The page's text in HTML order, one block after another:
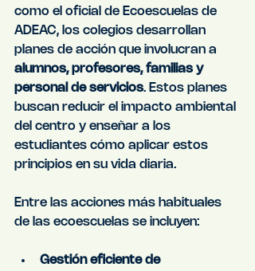
como el oficial de Ecoescuelas de
ADEAC, los colegios desarrollan
planes de acción que involucran a
alumnos, profesores, familias y
personal de servicios. Estos planes
buscan reducir el impacto ambiental
del centro y enseñar a los
estudiantes cómo aplicar estos
principios en su vida diaria.
Entre las acciones más habituales
de las ecoescuelas se incluyen:
Gestión eficiente de